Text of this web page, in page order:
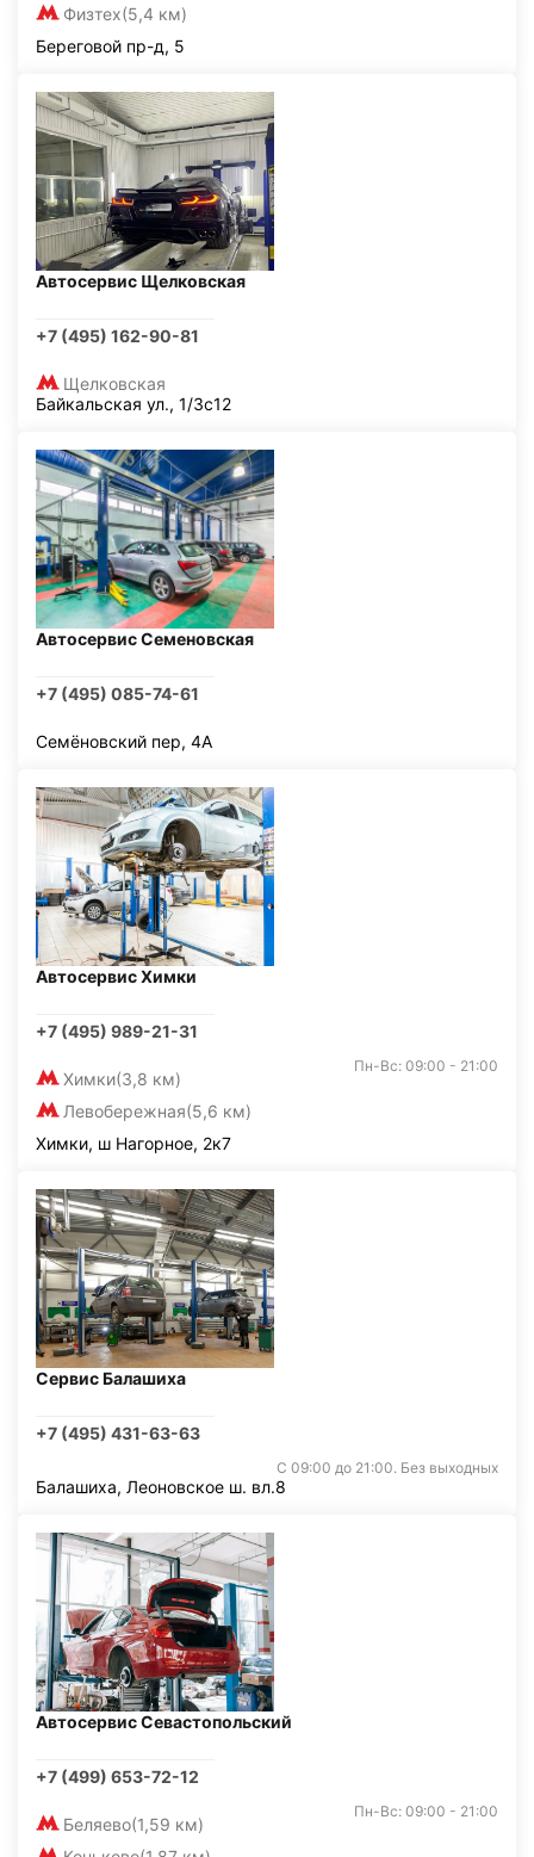
Физтех(5,4 км)
Береговой пр-д, 5
Автосервис Щелковская
+7 (495) 162-90-81
Щелковская
Байкальская ул., 1/3с12
Автосервис Семеновская
+7 (495) 085-74-61
Семёновский пер, 4А
Автосервис Химки
+7 (495) 989-21-31
Химки(3,8 км)
Левобережная(5,6 км)
Пн-Вс: 09:00 - 21:00
Химки, ш Нагорное, 2к7
Сервис Балашиха
+7 (495) 431-63-63
С 09:00 до 21:00. Без выходных
Балашиха, Леоновское ш. вл.8
Автосервис Севастопольский
+7 (499) 653-72-12
Беляево(1,59 км)
Пн-Вс: 09:00 - 21:00